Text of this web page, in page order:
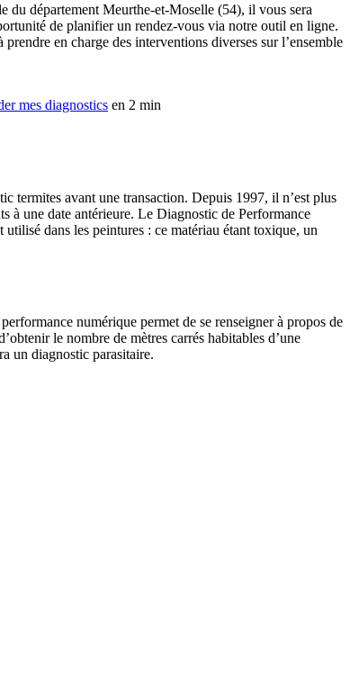
du département Meurthe-et-Moselle (54), il vous sera
de planifier un rendez-vous via notre outil en ligne.
en charge des interventions diverses sur l’ensemble
mes diagnostics en 2 min
termites avant une transaction. Depuis 1997, il n’est plus
à une date antérieure. Le Diagnostic de Performance
dans les peintures : ce matériau étant toxique, un
numérique permet de se renseigner à propos de
le nombre de mètres carrés habitables d’une
un diagnostic parasitaire.